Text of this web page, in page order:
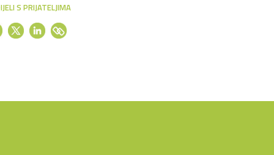
S PRIJATELJIMA